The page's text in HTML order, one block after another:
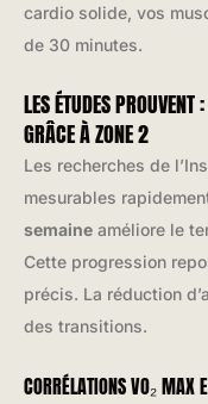
cardio solide, vos
de 30 minutes.
LES ÉTUDES
GRÂCE À ZONE 2
Les recherches de
mesurables
semaine améliore le
Cette progression
précis. La réduction
des transitions.
CORRÉLATIONS VO₂ MAX